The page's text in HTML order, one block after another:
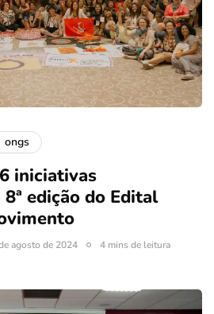
ongs
iniciativas
edição do Edital
agosto de 2024 4 mins de leitura